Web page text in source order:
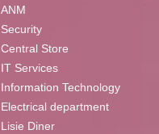
ANM
Security
Central Store
IT Services
Information Technology
Electrical department
Lisie Diner